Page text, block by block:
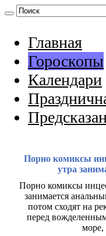
Главная
Гороскопы
Календари
Порно комиксы
утра
Порно комиксы
занимается
потом сходят на
перед
море,